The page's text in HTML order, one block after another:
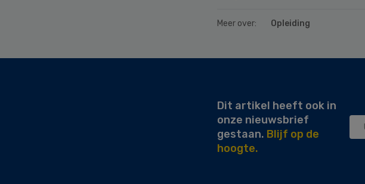
Meer over: Opleiding
Dit artikel heeft ook in
onze nieuwsbrief
gestaan. Blijf op de
hoogte.